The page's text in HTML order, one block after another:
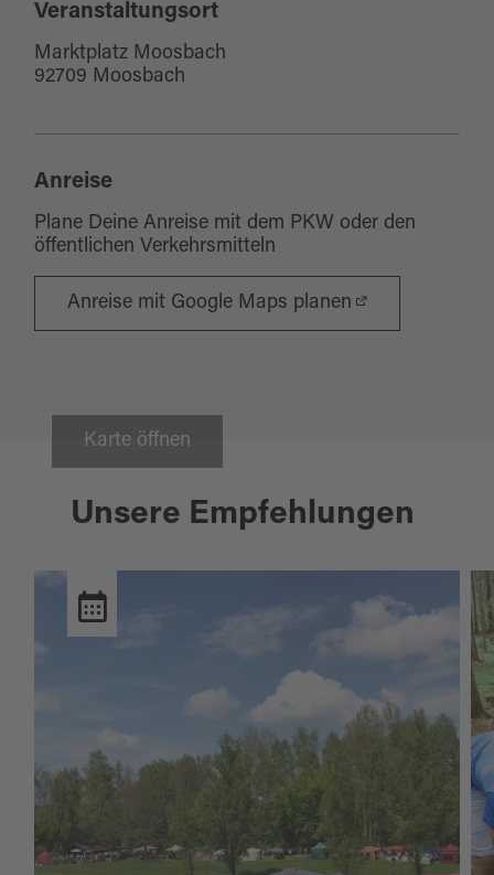
Veranstaltungsort
Marktplatz Moosbach
92709 Moosbach
Anreise
Plane Deine Anreise mit dem PKW oder den
öffentlichen Verkehrsmitteln
Anreise mit Google Maps planen
Karte öffnen
Unsere Empfehlungen